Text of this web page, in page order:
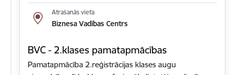
Atrašanās vieta
Biznesa Vadības Centrs
BVC - 2.klases pamatapmācības
Pamatapmācība 2.reģistrācijas klases augu